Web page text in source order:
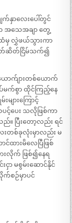
က်နှာလေးပေါ်တွင်
အသေအချာ တွေ့
မှ လွှဲဖယ်သွားကာ
တ်ဆိတ်ငြိမ်သက်၍
ာက်ျားတစ်ယောက်
က်စွာ ထိုင်ကြည့်နေ
ျားကြောင့်
င့်ပေး သလိုဖြစ်ကာ
။ ပြီးတော့လည်း ရင်
တစ်ခုလုံးမှာလည်း မ
ထားမိလေပြီဖြစ်
းလိုက် ဖြစ်၍နေရ
ာ မစွမ်းဆောင်နိုင်
စဉ်မှာပင်